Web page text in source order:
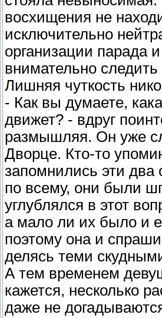
восхищения не
исключительно
организации парада
внимательно
Лишняя чуткость
- Как вы думаете,
движет? - вдруг
размышляя. Он уже
Дворце. Кто-то
запомнились эти два
по всему, они были
углублялся в этот
а мало ли их было и
поэтому она и
делясь теми
А тем временем
кажется, несколько
даже не